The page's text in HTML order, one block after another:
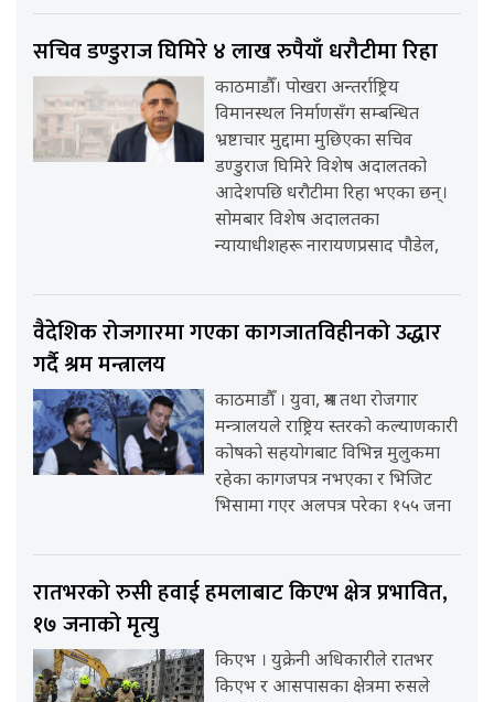
सचिव डण्डुराज घिमिरे ४ लाख रुपैयाँ धरौटीमा रिहा
काठमाडौँ। पोखरा अन्तर्राष्ट्रिय
विमानस्थल निर्माणसँग सम्बन्धित
भ्रष्टाचार मुद्दामा मुछिएका सचिव
डण्डुराज घिमिरे विशेष अदालतको
आदेशपछि धरौटीमा रिहा भएका छन्।
सोमबार विशेष अदालतका
न्यायाधीशहरू नारायणप्रसाद पौडेल,
वैदेशिक रोजगारमा गएका कागजातविहीनको उद्धार
गर्दै श्रम मन्त्रालय
काठमाडौँ । युवा, श्रम तथा रोजगार
मन्त्रालयले राष्ट्रिय स्तरको कल्याणकारी
कोषको सहयोगबाट विभिन्न मुलुकमा
रहेका कागजपत्र नभएका र भिजिट
भिसामा गएर अलपत्र परेका १५५ जना
रातभरको रुसी हवाई हमलाबाट किएभ क्षेत्र प्रभावित,
१७ जनाको मृत्यु
किएभ । युक्रेनी अधिकारीले रातभर
किएभ र आसपासका क्षेत्रमा रुसले